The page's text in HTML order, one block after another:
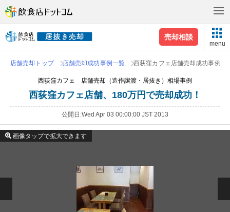
売却相談
menu
店舗売却トップ 店舗売却成功事例一覧 西荻窪カフェ店舗売却成功事例
西荻窪カフェ 店舗売却（造作譲渡・居抜き）相場事例
西荻窪カフェ店舗、180万円で売却成功！
公開日 Wed Apr 03 00:00:00 JST 2013
画像タップで拡大できます